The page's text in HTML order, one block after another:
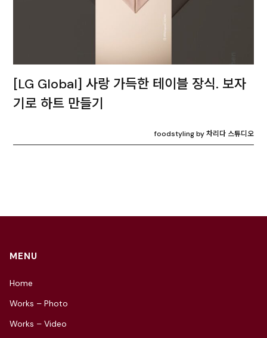
[LG Global] 사랑 가득한 테이블 장식. 보자
기로 하트 만들기
foodstyling by 차리다 스튜디오
MENU
Home
Works – Photo
Works – Video